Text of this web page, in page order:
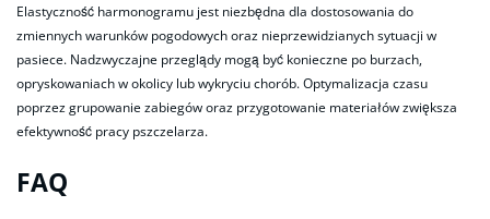
Elastyczność harmonogramu jest niezbędna dla dostosowania do
zmiennych warunków pogodowych oraz nieprzewidzianych sytuacji w
pasiece. Nadzwyczajne przeglądy mogą być konieczne po burzach,
opryskowaniach w okolicy lub wykryciu chorób. Optymalizacja czasu
poprzez grupowanie zabiegów oraz przygotowanie materiałów zwiększa
efektywność pracy pszczelarza.
FAQ